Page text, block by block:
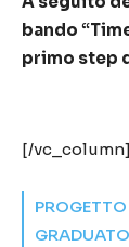
bando
primo step
[/
PROGETTO